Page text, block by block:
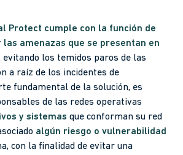
Protect cumple con la función de
amenazas que se presentan en
evitando los temidos paros de las
a raíz de los incidentes de
fundamental de la solución, es
de las redes operativas
y sistemas que conforman su red
algún riesgo o vulnerabilidad
con la finalidad de evitar una